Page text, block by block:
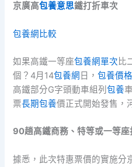
京廣高包養意思鐵打折車次
包養網比較
如果高鐵一等座包養網單次比
個？4月14包養網 日，包養價
高鐵部分G字頭動車組列包養
票長期包養價正式開始發售，
90趟高鐵商務、特等或一等
據悉，此次特惠票價的實施分